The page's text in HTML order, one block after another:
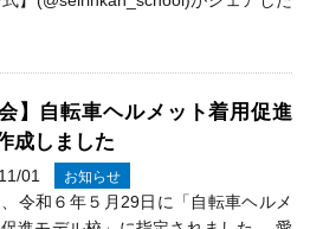
会】自転車ヘルメット着用促進
成しました
01 お知らせ
令和６年５月29日に「自転車ヘルメ